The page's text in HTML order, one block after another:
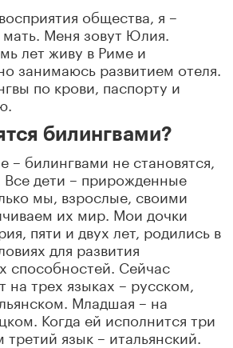
общества, я –
Меня зовут Юлия.
лет живу в Риме и
занимаюсь развитием отеля.
по крови, паспорту и
билингвами?
– билингвами не становятся,
дети – прирожденные
мы, взрослые, своими
их мир. Мои дочки
пяти и двух лет, родились в
для развития
способностей. Сейчас
на трех языках – русском,
Младшая – на
Когда ей исполнится три
язык – итальянский.